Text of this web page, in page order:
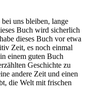
uns bleiben, lange
Buch wird sicherlich
dieses Buch vor etwa
Zeit, es noch einmal
einem guten Buch
Geschichte zu
andere Zeit und einen
die Welt mit frischen